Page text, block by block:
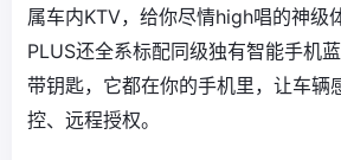
属车内KTV，给你尽情high唱的神级
PLUS还全系标配同级独有智能手机
带钥匙，它都在你的手机里，让车辆
控、远程授权。